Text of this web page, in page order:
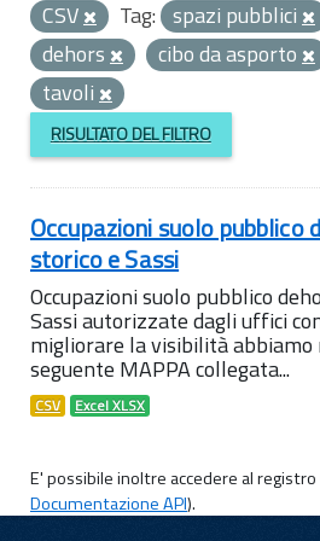
CSV
Tag: spazi pubblici
dehors
cibo da asporto
tavoli
RISULTATO DEL FILTRO
Occupazioni suolo pubblico
storico e Sassi
Occupazioni suolo pubblico
Sassi autorizzate dagli uffici
migliorare la visibilità
seguente MAPPA collegata...
CSV Excel XLSX
E' possibile inoltre accedere al
Documentazione API).